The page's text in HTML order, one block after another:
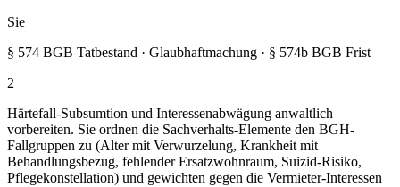
Sie
§ 574 BGB Tatbestand · Glaubhaftmachung · § 574b BGB Frist
2
Härtefall-Subsumtion und Interessenabwägung anwaltlich
vorbereiten. Sie ordnen die Sachverhalts-Elemente den BGH-
Fallgruppen zu (Alter mit Verwurzelung, Krankheit mit
Behandlungsbezug, fehlender Ersatzwohnraum, Suizid-Risiko,
Pflegekonstellation) und gewichten gegen die Vermieter-Interessen